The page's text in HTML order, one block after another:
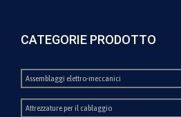
CATEGORIE PRODOTTO
Assemblaggi elettro-meccanici
Attrezzature per il cablaggio